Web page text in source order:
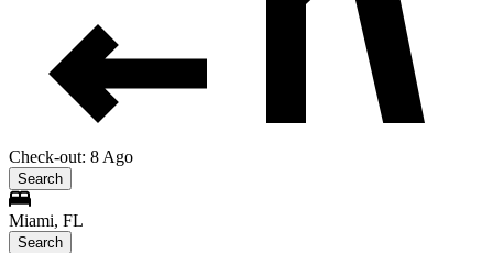
Check-out: 8 Ago
Search
Miami, FL
Search